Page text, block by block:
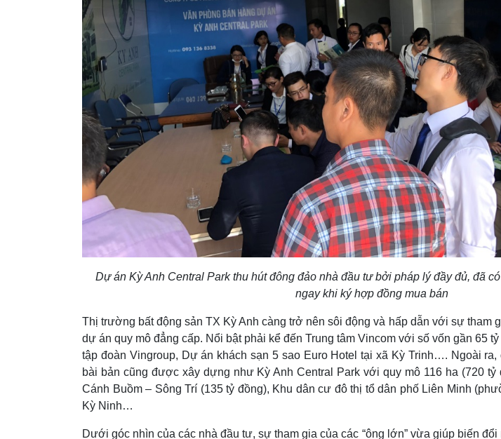
Dự án Kỳ Anh Central Park thu hút đông đảo nhà đầu tư bởi pháp lý đầy đủ, đã
ngay khi ký hợp đồng mua bán
Thị trường bất động sản TX Kỳ Anh càng trở nên sôi động và hấp dẫn với sự tham
dự án quy mô đẳng cấp. Nổi bật phải kể đến Trung tâm Vincom với số vốn gần 65
tập đoàn Vingroup, Dự án khách sạn 5 sao Euro Hotel tại xã Kỳ Trinh…. Ngoài
bài bản cũng được xây dựng như Kỳ Anh Central Park với quy mô 116 ha (720
Cánh Buồm – Sông Trí (135 tỷ đồng), Khu dân cư đô thị tổ dân phố Liên Minh
Kỳ Ninh…
Dưới góc nhìn của các nhà đầu tư, sự tham gia của các “ông lớn” vừa giúp biến